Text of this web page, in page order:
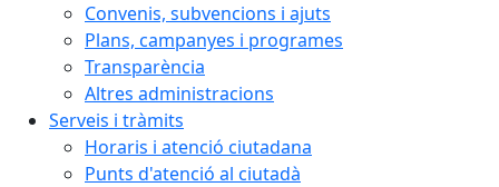
Convenis, subvencions i ajuts
Plans, campanyes i programes
Transparència
Altres administracions
Serveis i tràmits
Horaris i atenció ciutadana
Punts d'atenció al ciutadà